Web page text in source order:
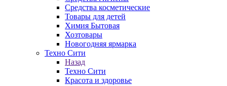
Средства косметические
Товары для детей
Химия Бытовая
Хозтовары
Новогодняя ярмарка
Техно Сити
Назад
Техно Сити
Красота и здоровье